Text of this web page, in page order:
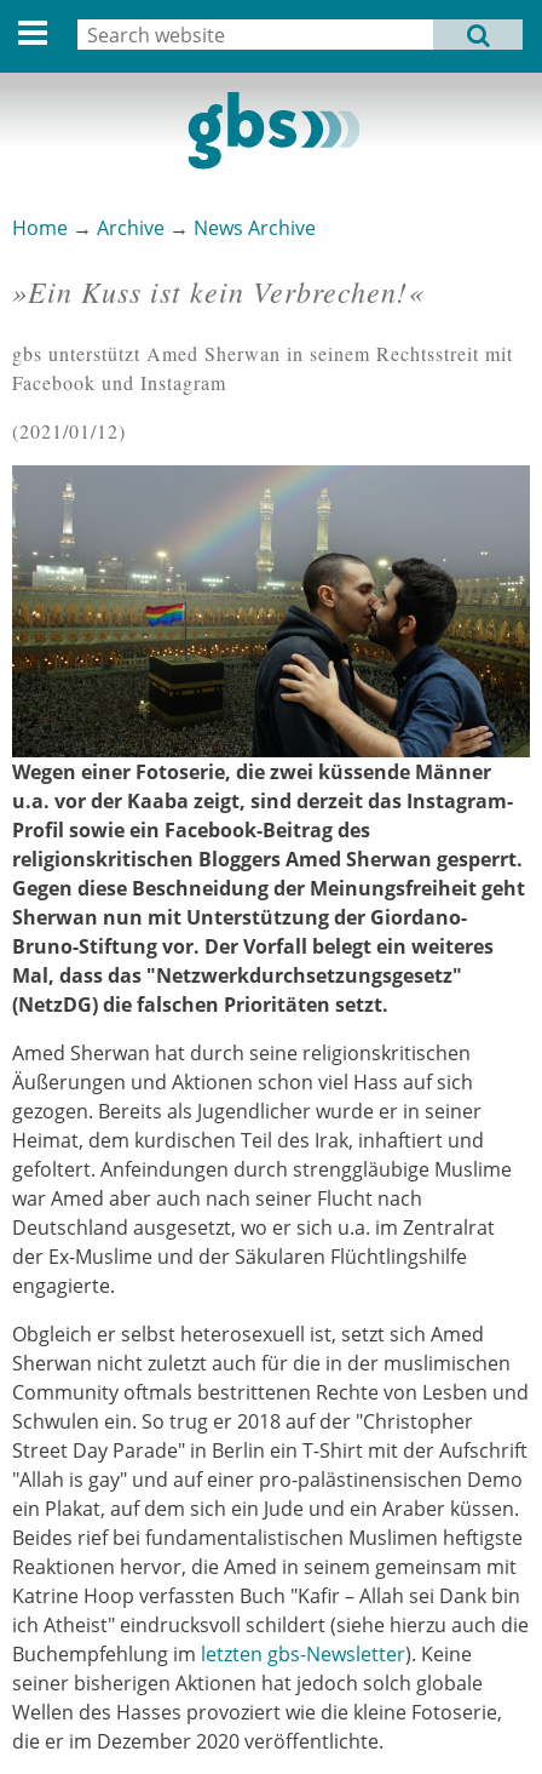
Deutsche Version
Dates
Archive
Links
Privacy Statement
Imprint
MENU
Home → Archive → News Archive
»Ein Kuss ist kein Verbrechen!«
gbs unterstützt Amed Sherwan in seinem Rechtsstreit mit
Facebook und Instagram
2021/01/12
amed_mekka.png
Wegen einer Fotoserie, die zwei küssende Männer
u.a. vor der Kaaba zeigt, sind derzeit das Instagram-
Profil sowie ein Facebook-Beitrag des
religionskritischen Bloggers Amed Sherwan gesperrt.
Gegen diese Beschneidung der Meinungsfreiheit geht
Sherwan nun mit Unterstützung der Giordano-
Bruno-Stiftung vor. Der Vorfall belegt ein weiteres
Mal, dass das "Netzwerkdurchsetzungsgesetz"
(NetzDG) die falschen Prioritäten setzt.
Amed Sherwan hat durch seine religionskritischen
Äußerungen und Aktionen schon viel Hass auf sich
gezogen. Bereits als Jugendlicher wurde er in seiner
Heimat, dem kurdischen Teil des Irak, inhaftiert und
gefoltert. Anfeindungen durch strenggläubige Muslime
war Amed aber auch nach seiner Flucht nach
Deutschland ausgesetzt, wo er sich u.a. im Zentralrat
der Ex-Muslime und der Säkularen Flüchtlingshilfe
engagierte.
Obgleich er selbst heterosexuell ist, setzt sich Amed
Sherwan nicht zuletzt auch für die in der muslimischen
Community oftmals bestrittenen Rechte von Lesben und
Schwulen ein. So trug er 2018 auf der "Christopher
Street Day Parade" in Berlin ein T-Shirt mit der Aufschrift
"Allah is gay" und auf einer pro-palästinensischen Demo
ein Plakat, auf dem sich ein Jude und ein Araber küssen.
Beides rief bei fundamentalistischen Muslimen heftigste
Reaktionen hervor, die Amed in seinem gemeinsam mit
Katrine Hoop verfassten Buch "Kafir – Allah sei Dank bin
ich Atheist" eindrucksvoll schildert (siehe hierzu auch die
Buchempfehlung im letzten gbs-Newsletter). Keine
seiner bisherigen Aktionen hat jedoch solch globale
Wellen des Hasses provoziert wie die kleine Fotoserie,
die er im Dezember 2020 veröffentlichte.
Search form
Search